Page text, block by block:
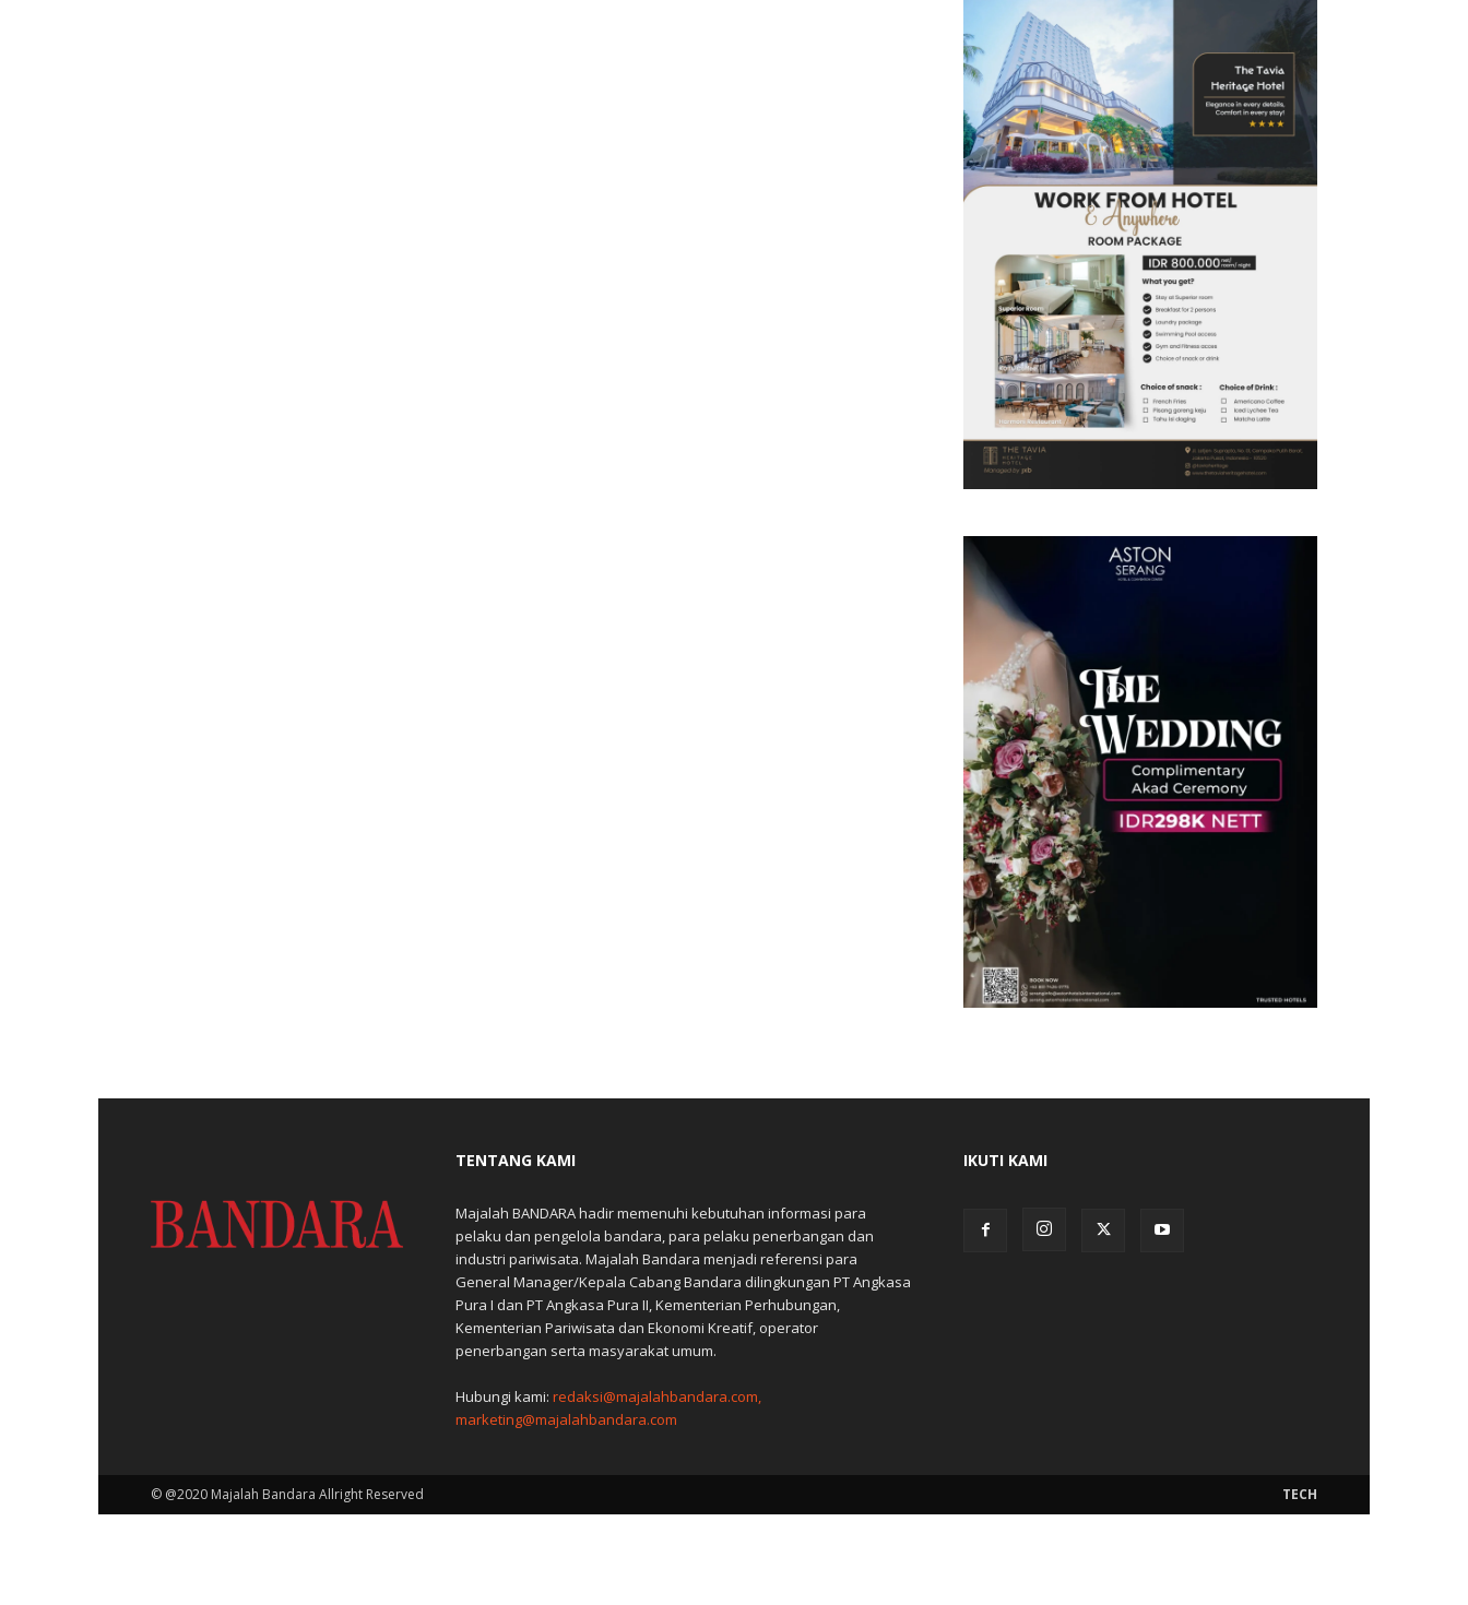
TENTANG KAMI
Majalah BANDARA hadir memenuhi kebutuhan informasi para
pelaku dan pengelola bandara, para pelaku penerbangan dan
industri pariwisata. Majalah Bandara menjadi referensi para
General Manager/Kepala Cabang Bandara dilingkungan PT Angkasa
Pura I dan PT Angkasa Pura II, Kementerian Perhubungan,
Kementerian Pariwisata dan Ekonomi Kreatif, operator
penerbangan serta masyarakat umum.
Hubungi kami: redaksi@majalahbandara.com,
marketing@majalahbandara.com
IKUTI KAMI
TECH
© @2020 Majalah Bandara Allright Reserved